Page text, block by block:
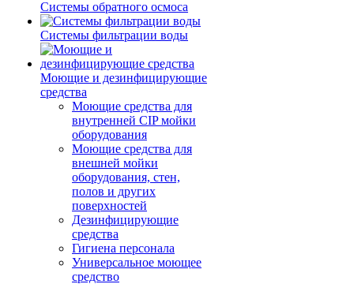
Системы обратного осмоса
Системы фильтрации воды
Моющие и дезинфицирующие
средства
Моющие средства для
внутренней CIP мойки
оборудования
Моющие средства для
внешней мойки
оборудования, стен,
полов и других
поверхностей
Дезинфицирующие
средства
Гигиена персонала
Универсальное моющее
средство